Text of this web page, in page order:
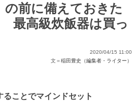
の前に備えておきた
最高級炊飯器は買っ
2020/04/15 11:00
文＝稲田豊史（編集者・ライター）
ことでマインドセット